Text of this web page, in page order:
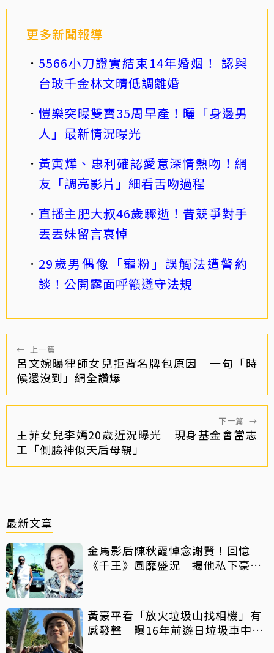
更多新聞報導
5566小刀證實結束14年婚姻！ 認與
台玻千金林文晴低調離婚
愷樂突曝雙寶35周早產！曬「身邊男
人」最新情況曝光
黃寅燁、惠利確認愛意深情熱吻！網
友「調亮影片」細看舌吻過程
直播主肥大叔46歲驟逝！昔競爭對手
丟丟妹留言哀悼
29歲男偶像「寵粉」誤觸法遭警約
談！公開露面呼籲遵守法規
← 上一篇
呂文婉曝律師女兒拒背名牌包原因 一句「時
候還沒到」網全讚爆
下一篇 →
王菲女兒李嫣20歲近況曝光 現身基金會當志
工「側臉神似天后母親」
最新文章
金馬影后陳秋霞悼念謝賢！回憶
《千王》風靡盛況 揭他私下豪爽
黃豪平看「放火垃圾山找相機」有
感發聲 曝16年前遊日垃圾車中含